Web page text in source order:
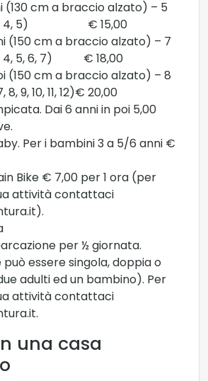
(130 cm a braccio alzato) – 5
3, 4, 5) € 15,00
(150 cm a braccio alzato) – 7
4, 5, 6, 7) € 18,00
(150 cm a braccio alzato) – 8
9, 10, 11, 12)€ 20,00
Dai 6 anni in poi 5,00
Per i bambini 3 a 5/6 anni €
Bike € 7,00 per 1 ora (per
attività contattaci
per ½ giornata.
può essere singola, doppia o
adulti ed un bambino). Per
attività contattaci
una casa